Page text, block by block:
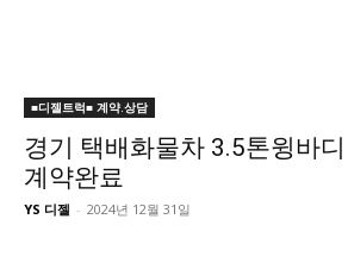
■디젤트럭■ 계약.상담
경기 택배화물차 3.5톤윙바
계약완료
YS 디젤 - 2024년 12월 31일